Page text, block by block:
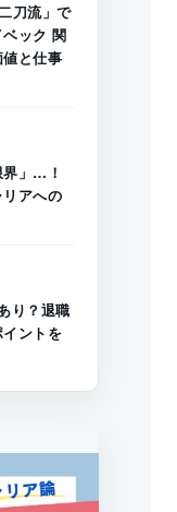
刀流」で
ック 関
と仕事
界」…！
アへの
り？退職
ントを